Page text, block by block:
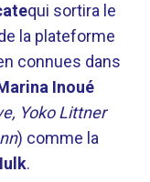
qui sortira le
la plateforme
connues dans
Inoué
Yoko Littner
) comme la
.